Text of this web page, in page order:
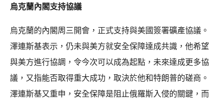
烏克蘭內閣支持協議
烏克蘭的內閣周三開會，正式支持與美國簽署礦產協議。
澤連斯基表示，仍未與美方就安全保障達成共識，他希望
與美方進行協調，令今次可以成為起點，未來達成更多協
議，又指能否取得重大成功，取決於他和特朗普的磋商。
澤連斯基又重申，安全保障是阻止俄羅斯入侵的關鍵，而